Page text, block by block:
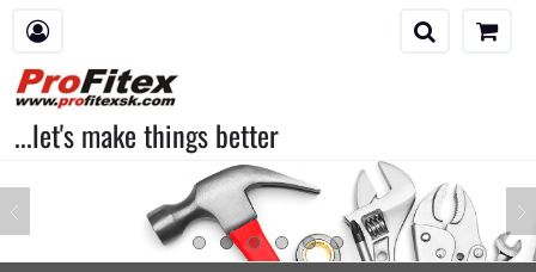
...let's make things better